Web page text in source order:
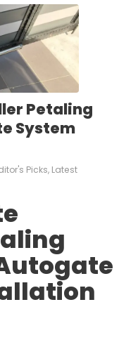
Petaling
System
Picks, Latest